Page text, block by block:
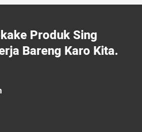
Produk Sing
Bareng Karo Kita.